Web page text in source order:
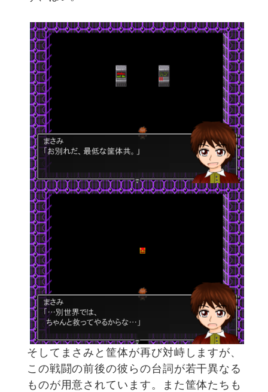
そしてまさみと筐体が再び対峙しますが、
この戦闘の前後の彼らの台詞が若干異なる
ものが用意されています。また筐体たちも